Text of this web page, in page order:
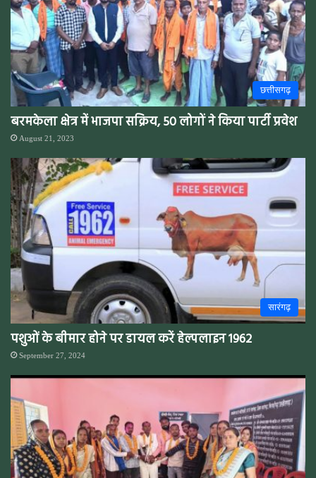
छत्तीसगढ़
बरमकेला क्षेत्र में भाजपा सक्रिय, 50 लोगों ने किया पार्टी प्रवेश
August 21, 2023
सारंगढ़
पशुओं के बीमार होने पर डायल करें हेल्पलाइन 1962
September 27, 2024